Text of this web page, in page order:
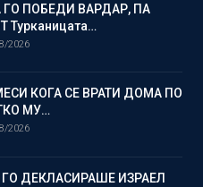
ПОБЕДИ ВАРДАР, ПА
Турканицата…
2026
КОГА СЕ ВРАТИ ДОМА ПО
МУ…
2026
ДЕКЛАСИРАШЕ ИЗРАЕЛ